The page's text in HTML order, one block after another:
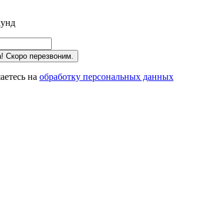
Скоро перезвоним.
на обработку персональных данных